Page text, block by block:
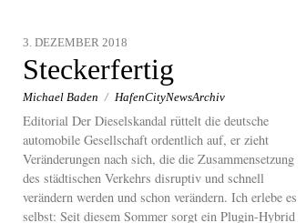
3. DEZEMBER 2018
Steckerfertig
Michael Baden / HafenCityNewsArchiv
Editorial Der Dieselskandal rüttelt die deutsche
automobile Gesellschaft ordentlich auf, er zieht
Veränderungen nach sich, die die Zusammensetzung
des städtischen Verkehrs disruptiv und schnell
verändern werden und schon verändern. Ich erlebe es
selbst: Seit diesem Sommer sorgt ein Plugin-Hybrid